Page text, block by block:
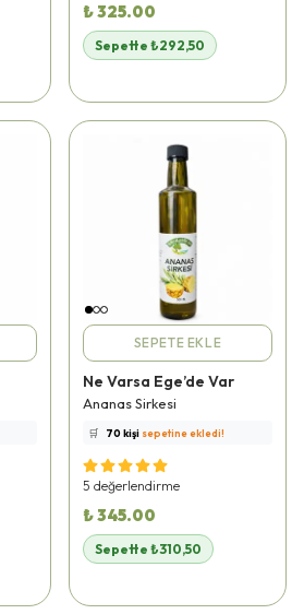
₺ 325.00
Sepette ₺292,50
SEPETE EKLE
Ne Varsa Ege’de Var
Ananas Sirkesi
⭐️ Bu ürünü218 kişifavoriledi!
🛒 70 kişisepetine ekledi!
✅
Bugün 46 adetsatıldı
🚚
Hızlı teslimat
5 değerlendirme
₺ 345.00
Sepette ₺310,50